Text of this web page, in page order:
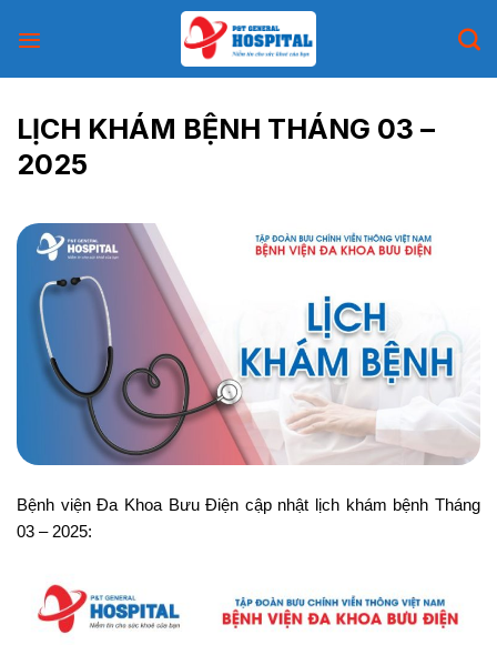
LỊCH KHÁM BỆNH THÁNG 03 –
2025
Bệnh viện Đa Khoa Bưu Điện cập nhật lịch khám bệnh Tháng
03 – 2025: